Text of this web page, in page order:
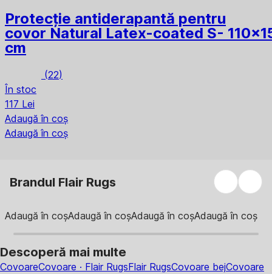
Protecție antiderapantă pentru
covor Natural Latex-coated S-
cm
(22)
În stoc
117 Lei
Adaugă în coș
Adaugă în coș
Brandul Flair Rugs
Adaugă în coșAdaugă în coșAdaugă în coșAdaugă în coș
Descoperă mai multe
CovoareCovoare · Flair RugsFlair RugsCovoare bejCovoare